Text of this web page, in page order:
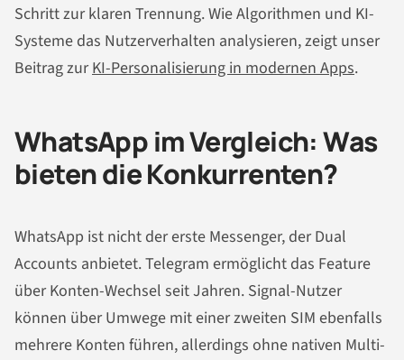
Schritt zur klaren Trennung. Wie Algorithmen und KI-
Systeme das Nutzerverhalten analysieren, zeigt unser
Beitrag zurKI-Personalisierung in modernen Apps.
WhatsApp im Vergleich: Was
bieten die Konkurrenten?
WhatsApp ist nicht der erste Messenger, der Dual
Accounts anbietet. Telegram ermöglicht das Feature
über Konten-Wechsel seit Jahren. Signal-Nutzer
können über Umwege mit einer zweiten SIM ebenfalls
mehrere Konten führen, allerdings ohne nativen Multi-